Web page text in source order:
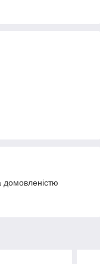
домовленістю